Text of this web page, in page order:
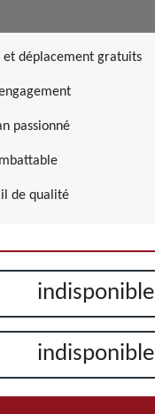
et déplacement gratuits
passionné
de qualité
indisponible
indisponible